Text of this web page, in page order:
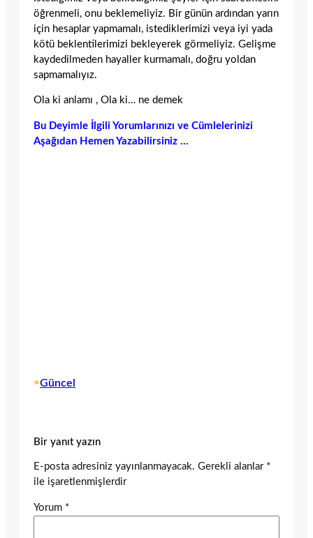
öğrenmeli, onu beklemeliyiz. Bir günün ardından yarın
için hesaplar yapmamalı, istediklerimizi veya iyi yada
kötü beklentilerimizi bekleyerek görmeliyiz. Gelişme
kaydedilmeden hayaller kurmamalı, doğru yoldan
sapmamalıyız.
Ola ki anlamı , Ola ki… ne demek
Bu Deyimle İlgili Yorumlarınızı ve Cümlelerinizi
Aşağıdan Hemen Yazabilirsiniz …
•Güncel
Bir yanıt yazın
E-posta adresiniz yayınlanmayacak. Gerekli alanlar *
ile işaretlenmişlerdir
Yorum *